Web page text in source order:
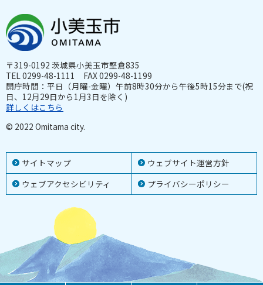
サイトマップ
ウェブサイト運営方針
ウェブアクセシビリティ
プライバシーポリシー
〒319-0192 茨城県小美玉市堅倉835
TEL 0299-48-1111 FAX 0299-48-1199
開庁時間：平日（月曜-金曜）午前8時30分から午後5時15分まで(祝
日、12月29日から1月3日を除く)
詳しくはこちら
© 2022 Omitama city.